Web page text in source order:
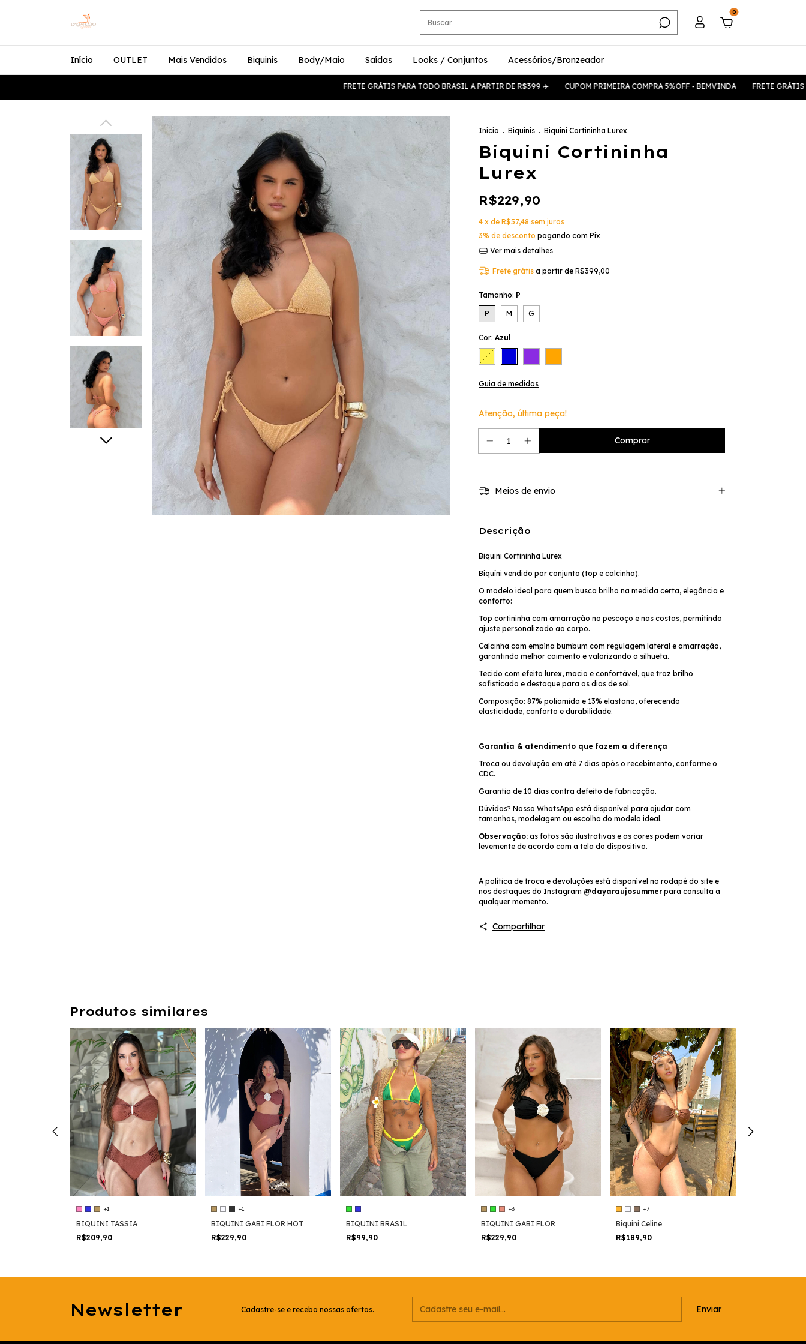
0
Início OUTLET Mais Vendidos Biquinis Body/Maio Saídas Looks / Conjuntos Acessórios/Bronzeador
FRETE GRÁTIS PARA TODO BRASIL A PARTIR DE R$399 ✈️ CUPOM PRIMEIRA COMPRA 5%OFF - BEMVINDA FRETE GRÁTIS PARA
Início . Biquinis . Biquini Cortininha Lurex
Biquini Cortininha
Lurex
R$229,90
4 x de R$57,48 sem juros
3% de desconto pagando com Pix
Ver mais detalhes
Frete grátis a partir de R$399,00
Tamanho: P
P M G
Cor: Azul
Guia de medidas
Atenção, última peça!
Meios de envio
Descrição
Biquini Cortininha Lurex
Biquíni vendido por conjunto (top e calcinha).
O modelo ideal para quem busca brilho na medida certa, elegância e
conforto:
Top cortininha com amarração no pescoço e nas costas, permitindo
ajuste personalizado ao corpo.
Calcinha com empína bumbum com regulagem lateral e amarração,
garantindo melhor caimento e valorizando a silhueta.
Tecido com efeito lurex, macio e confortável, que traz brilho
sofisticado e destaque para os dias de sol.
Composição: 87% poliamida e 13% elastano, oferecendo
elasticidade, conforto e durabilidade.
Garantia & atendimento que fazem a diferença
Troca ou devolução em até 7 dias após o recebimento, conforme o
CDC.
Garantia de 10 dias contra defeito de fabricação.
Dúvidas? Nosso WhatsApp está disponível para ajudar com
tamanhos, modelagem ou escolha do modelo ideal.
Observação: as fotos são ilustrativas e as cores podem variar
levemente de acordo com a tela do dispositivo.
A política de troca e devoluções está disponível no rodapé do site e
nos destaques do Instagram @dayaraujosummerpara consulta a
qualquer momento.
Compartilhar
Produtos similares
+1
BIQUINI TASSIA
R$209,90
+1
BIQUINI GABI FLOR HOT
R$229,90
BIQUINI BRASIL
R$99,90
+3
BIQUINI GABI FLOR
R$229,90
+7
Biquini Celine
R$189,90
Newsletter Cadastre-se e receba nossas ofertas.